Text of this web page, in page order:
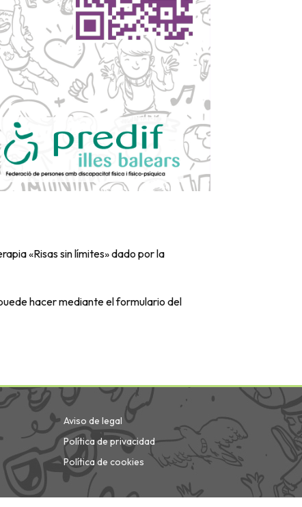
«Risas sin límites» dado por la
hacer mediante el formulario del
Aviso de legal
Política de privacidad
Política de cookies